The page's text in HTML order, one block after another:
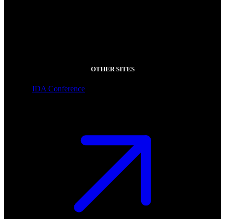
OTHER SITES
IDA Conference